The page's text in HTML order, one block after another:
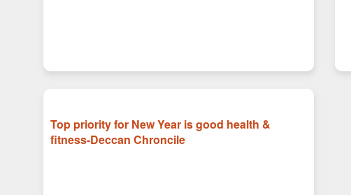
Top priority for New Year is good health &
fitness-Deccan Chroncile